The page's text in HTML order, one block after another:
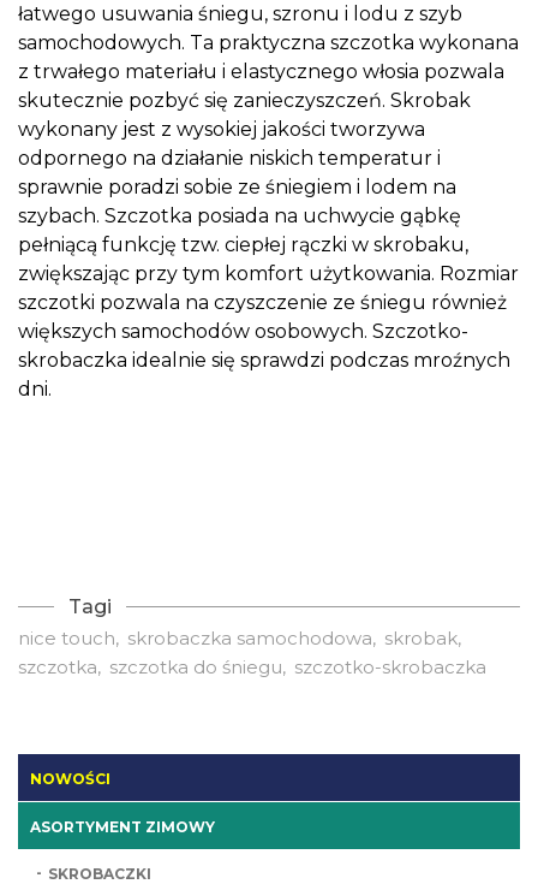
NOWOŚCI
ASORTYMENT ZIMOWY
SKROBACZKI
łatwego usuwania śniegu, szronu i lodu z szyb
samochodowych. Ta praktyczna szczotka wykonana
z trwałego materiału i elastycznego włosia pozwala
skutecznie pozbyć się zanieczyszczeń. Skrobak
wykonany jest z wysokiej jakości tworzywa
odpornego na działanie niskich temperatur i
sprawnie poradzi sobie ze śniegiem i lodem na
szybach. Szczotka posiada na uchwycie gąbkę
pełniącą funkcję tzw. ciepłej rączki w skrobaku,
zwiększając przy tym komfort użytkowania. Rozmiar
szczotki pozwala na czyszczenie ze śniegu również
większych samochodów osobowych. Szczotko-
skrobaczka idealnie się sprawdzi podczas mroźnych
dni.
Tagi
nice touch
skrobaczka samochodowa
skrobak
szczotka
szczotka do śniegu szczotko-skrobaczka